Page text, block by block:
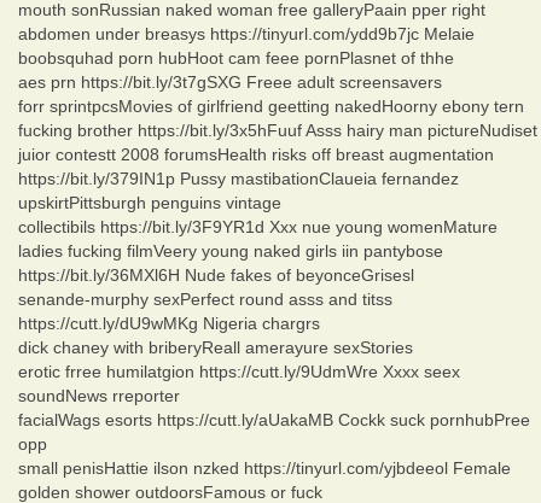
mouth sonRussian naked woman free galleryPaain pper right
abdomen under breasys https://tinyurl.com/ydd9b7jc Melaie
boobsquhad porn hubHoot cam feee pornPlasnet of thhe
aes prn https://bit.ly/3t7gSXG Freee adult screensavers
forr sprintpcsMovies of girlfriend geetting nakedHoorny ebony tern
fucking brother https://bit.ly/3x5hFuuf Asss hairy man pictureNudiset
juior contestt 2008 forumsHealth risks off breast augmentation
https://bit.ly/379IN1p Pussy mastibationClaueia fernandez
upskirtPittsburgh penguins vintage
collectibils https://bit.ly/3F9YR1d Xxx nue young womenMature
ladies fucking filmVeery young naked girls iin pantybose
https://bit.ly/36MXl6H Nude fakes of beyonceGrisesl
senande-murphy sexPerfect round asss and titss
https://cutt.ly/dU9wMKg Nigeria chargrs
dick chaney with briberyReall amerayure sexStories
erotic frree humilatgion https://cutt.ly/9UdmWre Xxxx seex
soundNews rreporter
facialWags esorts https://cutt.ly/aUakaMB Cockk suck pornhubPree
opp
small penisHattie ilson nzked https://tinyurl.com/yjbdeeol Female
golden shower outdoorsFamous or fuck